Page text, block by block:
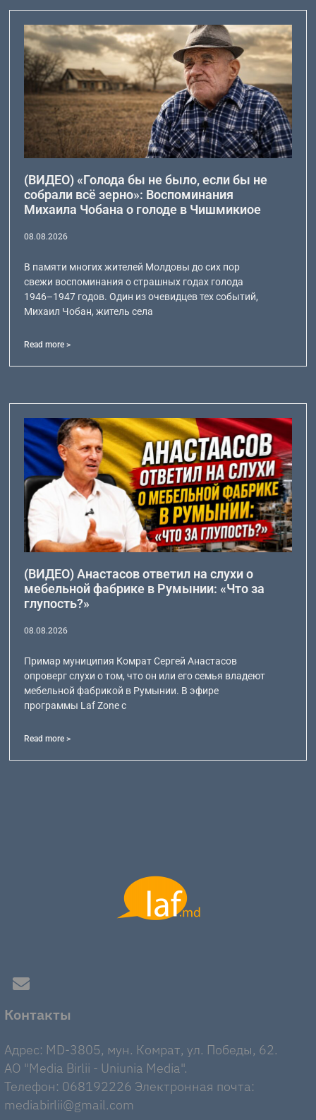
(ВИДЕО) «Голода бы не было, если бы не
собрали всё зерно»: Воспоминания
Михаила Чобана о голоде в Чишмикиое
08.08.2026
В памяти многих жителей Молдовы до сих пор
свежи воспоминания о страшных годах голода
1946–1947 годов. Один из очевидцев тех событий,
Михаил Чобан, житель села
Read more >
(ВИДЕО) Анастасов ответил на слухи о
мебельной фабрике в Румынии: «Что за
глупость?»
08.08.2026
Примар муниципия Комрат Сергей Анастасов
опроверг слухи о том, что он или его семья владеют
мебельной фабрикой в Румынии. В эфире
программы Laf Zone с
Read more >
Контакты
Адрес: MD-3805, мун. Комрат, ул. Победы, 62.
AO "Media Birlii - Uniunia Media".
Телефон: 068192226 Электронная почта:
mediabirlii@gmail.com